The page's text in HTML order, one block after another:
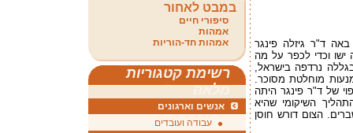
מ-40 שנה באה ד"ר גיזלה פינגר
ישו וכדי לכפר על מה
נרדפה בישראל,
מוחלטת מסוכר.
של ד"ר פינגר היתה
השיקומי שהיא
הצום דורש חוסן
במבט לאחור
סיפורי חיים
אמהות
אמהות חד-הוריות
רשימת קטגוריות
מלאה
אנשים וארגונים
עבודה ועובדים